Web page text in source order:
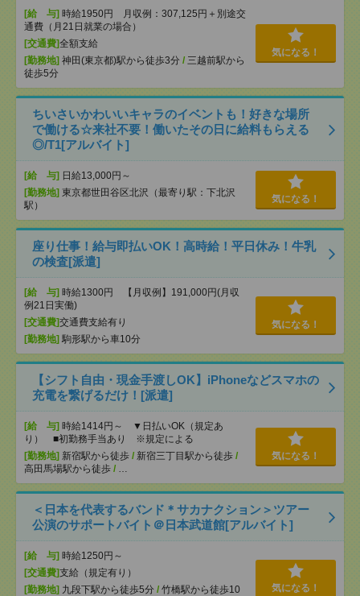
[給 与] 時給1950円 月収例：307,125円＋別途交
通費（月21日就業の場合）
[交通費]全額支給
[勤務地] 神田(東京都)駅から徒歩3分 / 三越前駅から
徒歩5分
気になる！
ちいさいかわいいキャラのイベントも！好きな場所
で働ける☆来社不要！働いたその日に給料もらえる
◎/T1[アルバイト]
[給 与] 日給13,000円～
[勤務地] 東京都世田谷区北沢（最寄り駅：下北沢
駅）
気になる！
座り仕事！給与即払いOK！高時給！平日休み！牛乳
の検査[派遣]
[給 与] 時給1300円 【月収例】191,000円(月収
例21日実働)
[交通費]交通費支給有り
[勤務地] 駒形駅から車10分
気になる！
【シフト自由・現金手渡しOK】iPhoneなどスマホの
充電を繋げるだけ！[派遣]
[給 与] 時給1414円～ ▼日払いOK（規定あ
り） ■初勤務手当あり ※規定による
[勤務地] 新宿駅から徒歩 / 新宿三丁目駅から徒歩 /
高田馬場駅から徒歩 / …
気になる！
＜日本を代表するバンド＊サカナクション＞ツアー
公演のサポートバイト＠日本武道館[アルバイト]
[給 与] 時給1250円～
[交通費]支給（規定有り）
[勤務地] 九段下駅から徒歩5分 / 竹橋駅から徒歩10
気になる！